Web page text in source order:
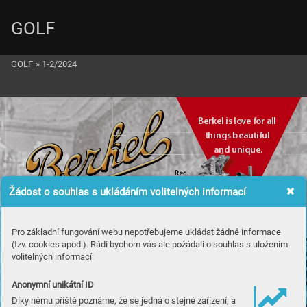
Žádost o souhlas s ukládáním volitelných informací
Pro základní fungování webu nepotřebujeme ukládat žádné informace
(tzv. cookies apod.). Rádi bychom vás ale požádali o souhlas s uložením
volitelných informací:
Anonymní unikátní ID
Díky němu příště poznáme, že se jedná o stejné zařízení, a
Berkel is love for all
things beautiful
and unique.
GOLF
GOLF » 1-2/2024